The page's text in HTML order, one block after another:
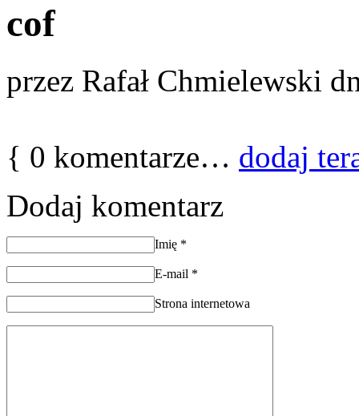
cof
przez Rafał Chmielewski
{ 0 komentarze… dodaj
Dodaj komentarz
Imię *
E-mail *
Strona internetowa